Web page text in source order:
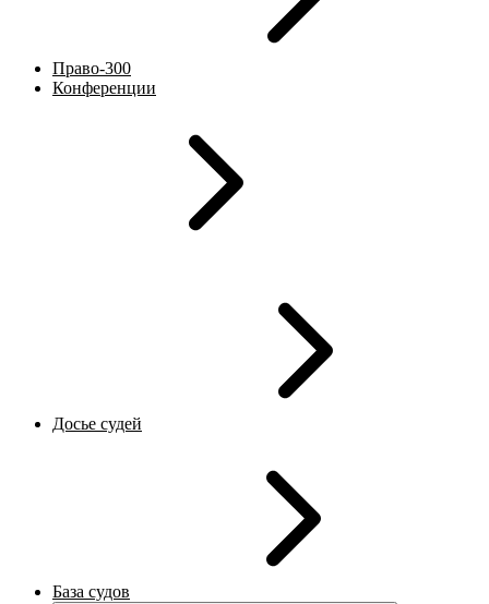
Право-300
Конференции
Досье судей
База судов